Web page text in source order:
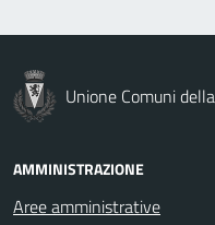
Unione Comuni
AMMINISTRAZIONE
Aree amministrative